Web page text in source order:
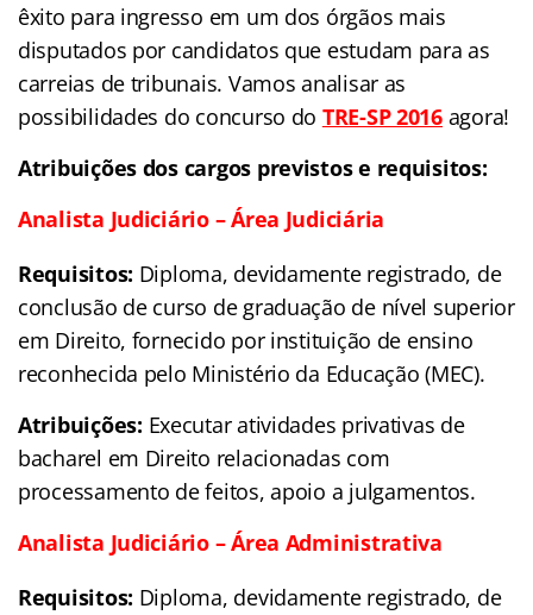
êxito para ingresso em um dos órgãos mais
disputados por candidatos que estudam para as
carreias de tribunais. Vamos analisar as
possibilidades do concurso do TRE-SP 2016agora!
Atribuições dos cargos previstos e requisitos:
Analista Judiciário – Área Judiciária
Requisitos: Diploma, devidamente registrado, de
conclusão de curso de graduação de nível superior
em Direito, fornecido por instituição de ensino
reconhecida pelo Ministério da Educação (MEC).
Atribuições: Executar atividades privativas de
bacharel em Direito relacionadas com
processamento de feitos, apoio a julgamentos.
Analista Judiciário – Área Administrativa
Requisitos: Diploma, devidamente registrado, de